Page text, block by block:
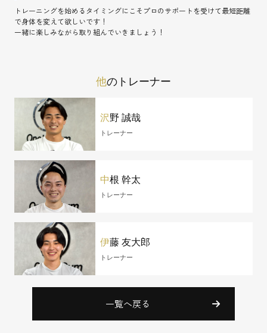
トレーニングを始めるタイミングにこそプロのサポートを受けて最短距離
で身体を変えて欲しいです！
一緒に楽しみながら取り組んでいきましょう！
他のトレーナー
沢野 誠哉
トレーナー
中根 幹太
トレーナー
伊藤 友大郎
トレーナー
一覧へ戻る